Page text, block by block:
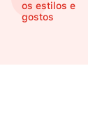
os estilos e
gostos